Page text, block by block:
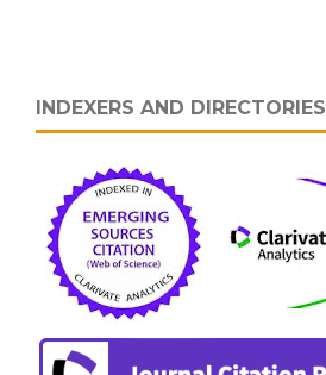
INDEXERS AND DIRECTORIES